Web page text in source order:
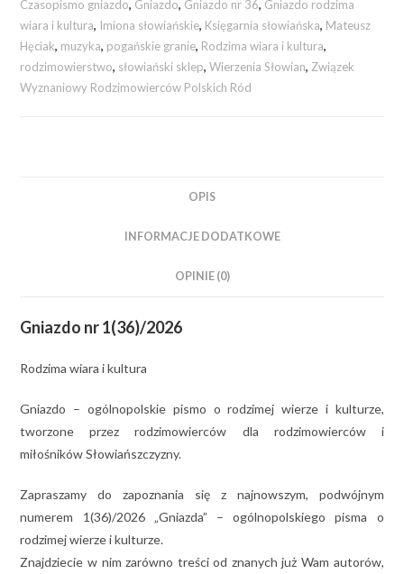
Czasopismo gniazdo, Gniazdo, Gniazdo nr 36, Gniazdo rodzima
wiara i kultura, Imiona słowiańskie, Księgarnia słowiańska, Mateusz
Hęciak, muzyka, pogańskie granie, Rodzima wiara i kultura,
rodzimowierstwo, słowiański sklep,Wierzenia Słowian, Związek
Wyznaniowy Rodzimowierców Polskich Ród
OPIS
INFORMACJE DODATKOWE
OPINIE (0)
Gniazdo nr 1(36)/2026
Rodzima wiara i kultura
Gniazdo – ogólnopolskie pismo o rodzimej wierze i kulturze,
tworzone przez rodzimowierców dla rodzimowierców i
miłośników Słowiańszczyzny.
Zapraszamy do zapoznania się z najnowszym, podwójnym
numerem 1(36)/2026 „Gniazda” – ogólnopolskiego pisma o
rodzimej wierze i kulturze.
Znajdziecie w nim zarówno treści od znanych już Wam autorów,